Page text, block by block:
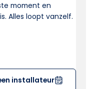
moment en
Alles loopt vanzelf.
installateur